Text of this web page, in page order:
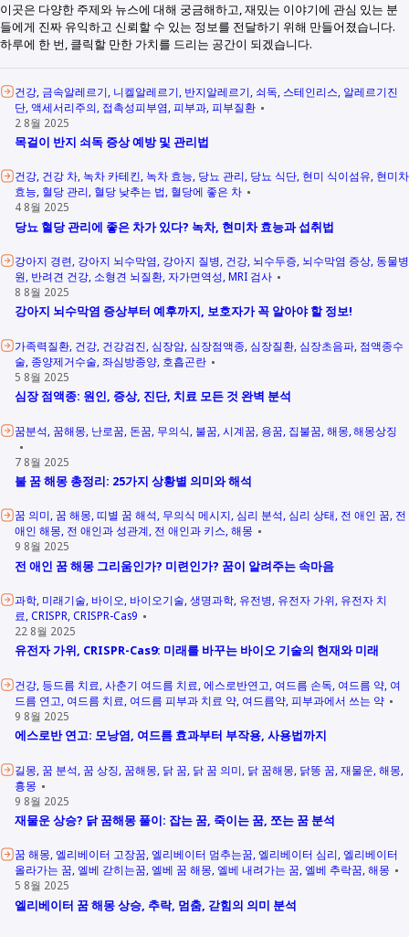
이곳은 다양한 주제와 뉴스에 대해 궁금해하고, 재밌는 이야기에 관심 있는 분
들에게 진짜 유익하고 신뢰할 수 있는 정보를 전달하기 위해 만들어졌습니다.
하루에 한 번, 클릭할 만한 가치를 드리는 공간이 되겠습니다.
건강 금속알레르기 니켈알레르기 반지알레르기 쇠독 스테인리스 알레르기진
단 액세서리주의 접촉성피부염 피부과 피부질환
2 8월 2025
목걸이 반지 쇠독 증상 예방 및 관리법
건강 건강 차 녹차 카테킨 녹차 효능 당뇨 관리 당뇨 식단 현미 식이섬유 현미차
효능 혈당 관리 혈당 낮추는 법 혈당에 좋은 차
4 8월 2025
당뇨 혈당 관리에 좋은 차가 있다? 녹차, 현미차 효능과 섭취법
강아지 경련 강아지 뇌수막염 강아지 질병 건강 뇌수두증 뇌수막염 증상 동물병
원 반려견 건강 소형견 뇌질환 자가면역성 MRI 검사
8 8월 2025
강아지 뇌수막염 증상부터 예후까지, 보호자가 꼭 알아야 할 정보!
가족력질환 건강 건강검진 심장암 심장점액종 심장질환 심장초음파 점액종수
술 종양제거수술 좌심방종양 호흡곤란
5 8월 2025
심장 점액종: 원인, 증상, 진단, 치료 모든 것 완벽 분석
꿈분석 꿈해몽 난로꿈 돈꿈 무의식 불꿈 시계꿈 용꿈 집불꿈 해몽 해몽상징
7 8월 2025
불 꿈 해몽 총정리: 25가지 상황별 의미와 해석
꿈 의미 꿈 해몽 띠별 꿈 해석 무의식 메시지 심리 분석 심리 상태 전 애인 꿈 전
애인 해몽 전 애인과 성관계 전 애인과 키스 해몽
9 8월 2025
전 애인 꿈 해몽 그리움인가? 미련인가? 꿈이 알려주는 속마음
과학 미래기술 바이오 바이오기술 생명과학 유전병 유전자 가위 유전자 치
료 CRISPR CRISPR-Cas9
22 8월 2025
유전자 가위, CRISPR-Cas9: 미래를 바꾸는 바이오 기술의 현재와 미래
건강 등드름 치료 사춘기 여드름 치료 에스로반연고 여드름 손독 여드름 약 여
드름 연고 여드름 치료 여드름 피부과 치료 약 여드름약 피부과에서 쓰는 약
9 8월 2025
에스로반 연고: 모낭염, 여드름 효과부터 부작용, 사용법까지
길몽 꿈 분석 꿈 상징 꿈해몽 닭 꿈 닭 꿈 의미 닭 꿈해몽 닭똥 꿈 재물운 해몽
흉몽
9 8월 2025
재물운 상승? 닭 꿈해몽 풀이: 잡는 꿈, 죽이는 꿈, 쪼는 꿈 분석
꿈 해몽 엘리베이터 고장꿈 엘리베이터 멈추는꿈 엘리베이터 심리 엘리베이터
올라가는 꿈 엘베 갇히는꿈 엘베 꿈 해몽 엘베 내려가는 꿈 엘베 추락꿈 해몽
5 8월 2025
엘리베이터 꿈 해몽 상승, 추락, 멈춤, 갇힘의 의미 분석